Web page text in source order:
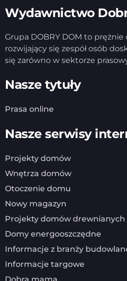
Wydawnictwo
Grupa DOBRY DOM to prężnie
rozwijający się zespół osób
się zarówno w sektorze
Nasze tytuły
Prasa online
Nasze serwisy
Projekty domów
Wnętrza domów
Otoczenie domu
Nowy magazyn
Projekty domów drewnianych
Domy energooszczędne
Informacje z branży
Informacje targowe